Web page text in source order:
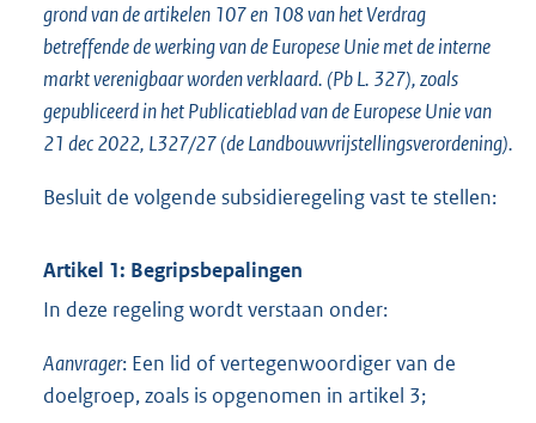
grond van de artikelen 107 en 108 van het Verdrag
betreffende de werking van de Europese Unie met de interne
markt verenigbaar worden verklaard. (Pb L. 327), zoals
gepubliceerd in het Publicatieblad van de Europese Unie van
21 dec 2022, L327/27 (de Landbouwvrijstellingsverordening).
Besluit de volgende subsidieregeling vast te stellen:
Artikel 1: Begripsbepalingen
In deze regeling wordt verstaan onder:
Aanvrager: Een lid of vertegenwoordiger van de
doelgroep, zoals is opgenomen in artikel 3;